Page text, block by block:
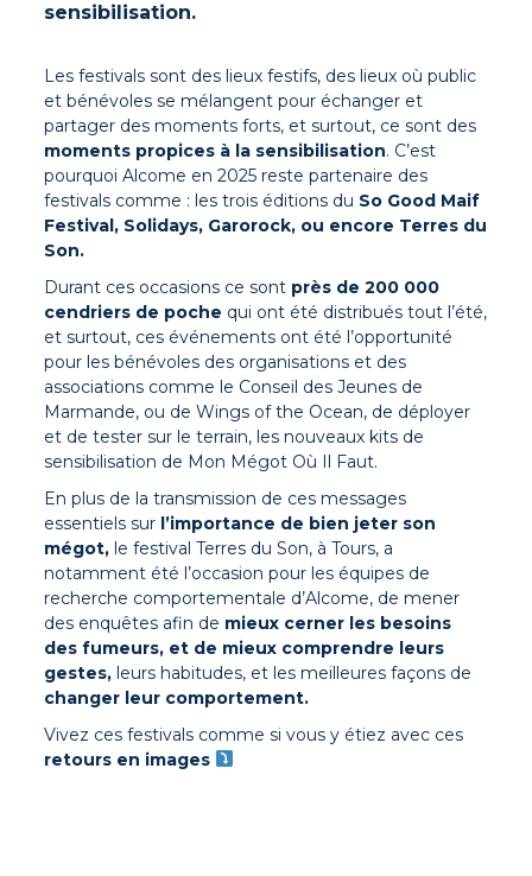
sensibilisation.
Les festivals sont des lieux festifs, des lieux où public
et bénévoles se mélangent pour échanger et
partager des moments forts, et surtout, ce sont des
moments propices à la sensibilisation. C’est
pourquoi Alcome en 2025 reste partenaire des
festivals comme : les trois éditions du So Good Maif
Festival, Solidays, Garorock, ou encore Terres du
Son.
Durant ces occasions ce sont près de200 000
cendriers de poche qui ont été distribués tout l’été,
et surtout, ces événements ont été l’opportunité
pour les bénévoles des organisations et des
associations comme le Conseil des Jeunes de
Marmande, ou deWings of the Ocean, de déployer
et de tester sur le terrain, les nouveaux kits de
sensibilisation de Mon Mégot Où Il Faut.
En plus de la transmission de ces messages
essentiels sur l’importance de bien jeter son
mégot, le festival Terres du Son, à Tours, a
notamment été l’occasion pour les équipes de
recherche comportementale d’Alcome, de mener
des enquêtes afin de mieux cerner les besoins
des fumeurs, et de mieux comprendre leurs
gestes, leurs habitudes, et les meilleures façons de
changer leur comportement.
Vivez ces festivals comme si vous y étiez avec ces
retours en images